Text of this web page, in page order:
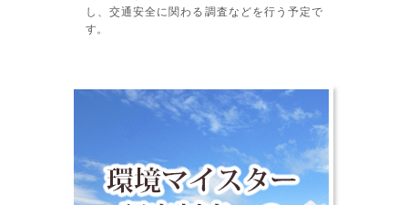
し、交通安全に関わる調査などを行う予定で
す。